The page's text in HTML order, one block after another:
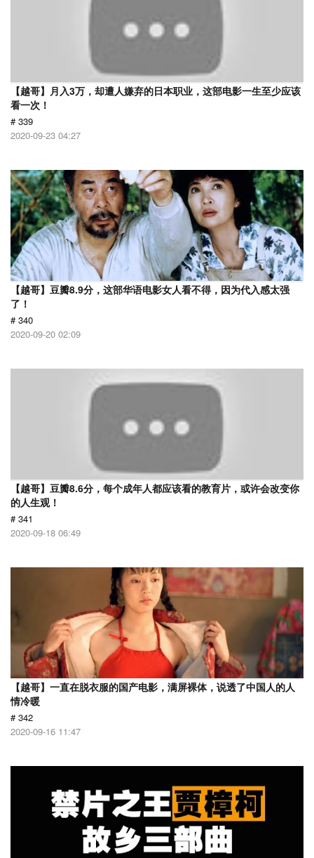
【越哥】月入3万，却遭人嫌弃的日本职业，这部电影一生至少应该
看一次！
# 339
2020-09-23 04:27
【越哥】豆瓣8.9分，这部华语电影女人看不得，因为代入感太强
了！
# 340
2020-09-20 02:09
【越哥】豆瓣8.6分，每个成年人都应该看的教育片，或许会改变你
的人生观！
# 341
2020-09-18 06:49
【越哥】一直在脱衣服的国产电影，满屏裸体，说透了中国人的人
情冷暖
# 342
2020-09-16 11:47